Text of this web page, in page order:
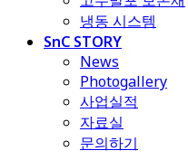
냉동 시스템
SnC STORY
News
Photogallery
사업실적
자료실
문의하기